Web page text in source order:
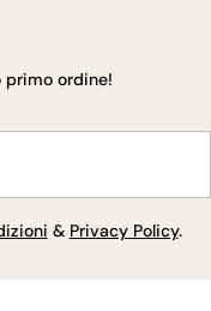
primo ordine!
& Privacy Policy.